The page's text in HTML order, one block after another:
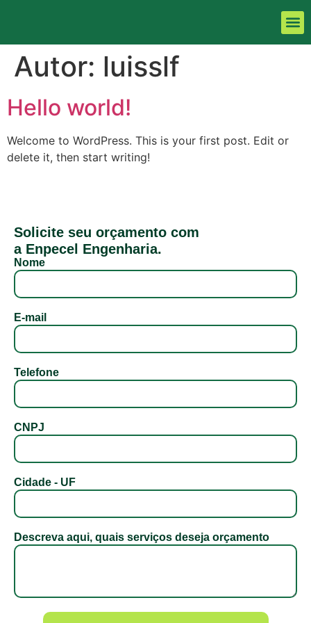
Autor: luisslf
Hello world!
Welcome to WordPress. This is your first post. Edit or
delete it, then start writing!
Solicite seu orçamento com
a Enpecel Engenharia.
Nome
E-mail
Telefone
CNPJ
Cidade - UF
Descreva aqui, quais serviços deseja orçamento